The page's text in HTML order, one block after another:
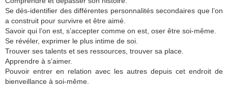
Se dés-identifier des différentes personnalités secondaires que l’on
a construit pour survivre et être aimé.
Savoir qui l’on est, s’accepter comme on est, oser être soi-même.
Se révéler, exprimer le plus intime de soi.
Trouver ses talents et ses ressources, trouver sa place.
Apprendre à s’aimer.
Pouvoir entrer en relation avec les autres depuis cet endroit de
bienveillance à soi-même.